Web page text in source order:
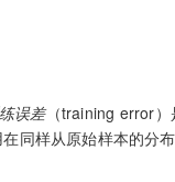
误差（training error）
同样从原始样本的分